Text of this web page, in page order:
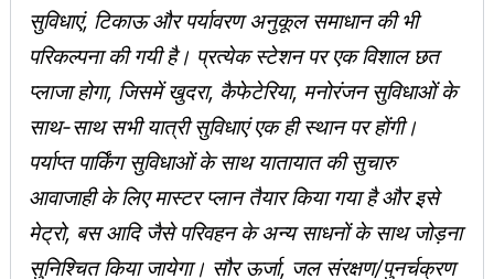
सुविधाएं, टिकाऊ और पर्यावरण अनुकूल समाधान की भी
परिकल्पना की गयी है। प्रत्येक स्टेशन पर एक विशाल छत
प्लाजा होगा, जिसमें खुदरा, कैफेटेरिया, मनोरंजन सुविधाओं के
साथ-साथ सभी यात्री सुविधाएं एक ही स्थान पर होंगी।
पर्याप्त पार्किंग सुविधाओं के साथ यातायात की सुचारु
आवाजाही के लिए मास्टर प्लान तैयार किया गया है और इसे
मेट्रो, बस आदि जैसे परिवहन के अन्य साधनों के साथ जोड़ना
सुनिश्चित किया जायेगा। सौर ऊर्जा, जल संरक्षण/पुनर्चक्रण